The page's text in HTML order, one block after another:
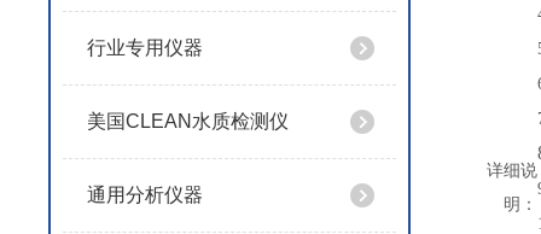
行业专用仪器
美国CLEAN水质检测仪
通用分析仪器
详细说
明：